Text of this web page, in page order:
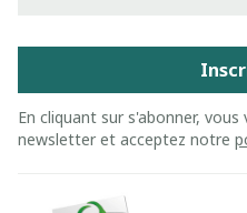
En cliquant sur s'abonner,
newsletter et acceptez notre